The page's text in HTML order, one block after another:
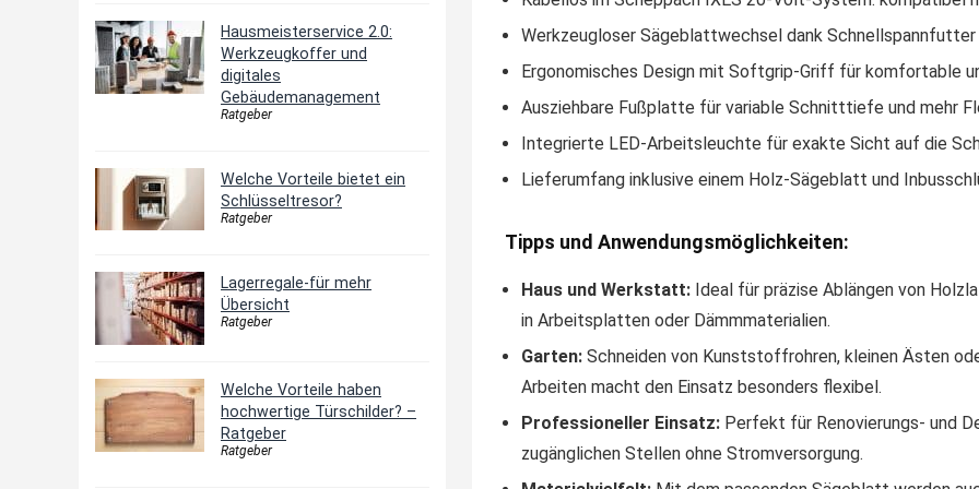
Werkzeugloser Sägeblattwechsel dank Schnellspannfutter
Ergonomisches Design mit Softgrip-Griff für komfortable
Ausziehbare Fußplatte für variable Schnitttiefe und mehr
Integrierte LED-Arbeitsleuchte für exakte Sicht auf die
Lieferumfang inklusive einem Holz-Sägeblatt und
Tipps und Anwendungsmöglichkeiten:
Haus und Werkstatt: Ideal für präzise Ablängen von
in Arbeitsplatten oder Dämmmaterialien.
Garten: Schneiden von Kunststoffrohren, kleinen Ästen
Arbeiten macht den Einsatz besonders flexibel.
Professioneller Einsatz: Perfekt für Renovierungs- und
zugänglichen Stellen ohne Stromversorgung.
Hausmeisterservice 2.0:
Werkzeugkoffer und
digitales
Gebäudemanagement
Ratgeber
Welche Vorteile bietet ein
Schlüsseltresor?
Ratgeber
Lagerregale-für mehr
Übersicht
Ratgeber
Welche Vorteile haben
hochwertige Türschilder? –
Ratgeber
Ratgeber